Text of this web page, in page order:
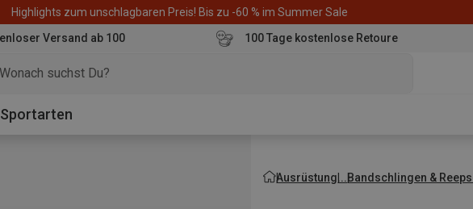
Highlights zum unschlagbaren Preis! Bis zu -60 % im Summer Sale
Versand ab 100
100 Tage kostenlose Retoure
Sportarten
Ausrüstung Bandschlingen &